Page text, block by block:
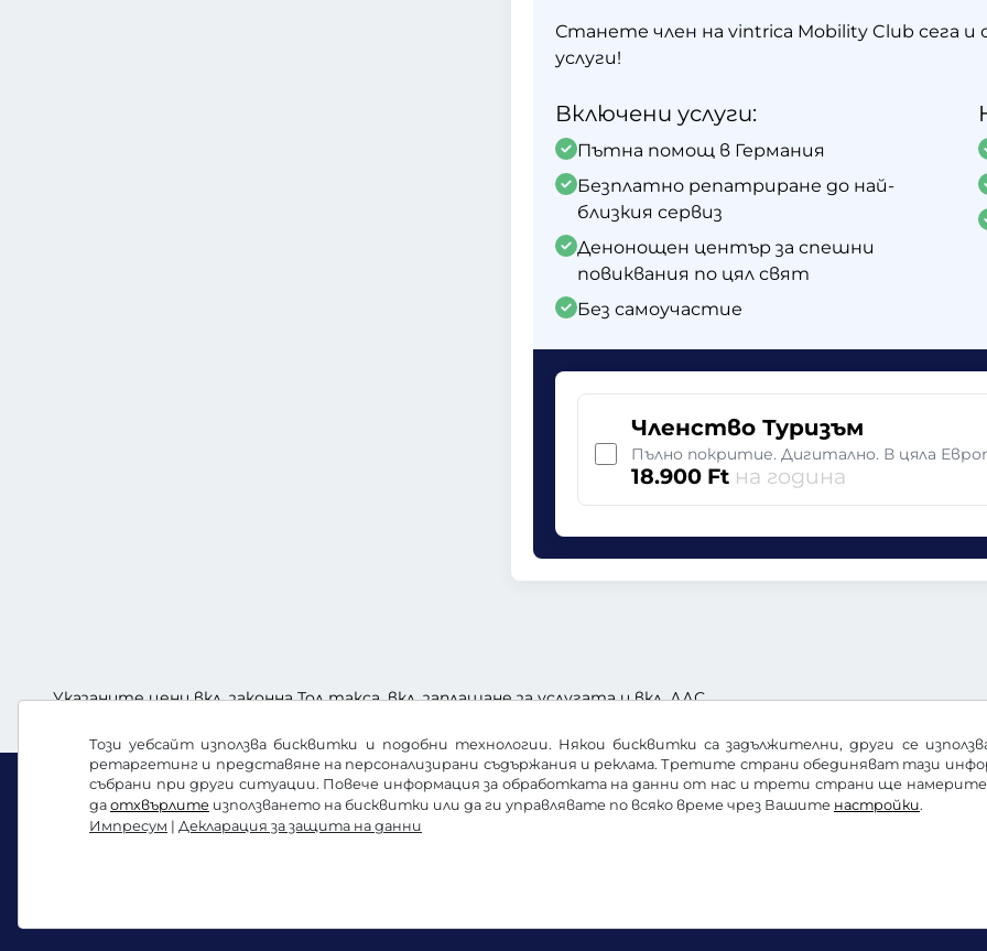
Този уебсайт използва бисквитки и подобни технологии. Някои бисквитки са задължителни, други се
ретаргетинг и представяне на персонализирани съдържания и реклама. Третите страни обединяват тази
събрани при други ситуации. Повече информация за обработката на данни от нас и трети страни ще
да отхвърлите използването на бисквитки или да ги управлявате по всяко време чрез Вашите настройки.
Импресум | Декларация за защита на данни
Станете член на vintrica Mobility Club сега
услуги!
Включени услуги:
Пътна помощ в Германия
Безплатно репатриране до най-
близкия сервиз
Денонощен център за спешни
повиквания по цял свят
Без самоучастие
Членство Туризъм
Пълно покритие. Дигитално. В цяла
18.900 Ft на година
Указаните цени вкл. законна Тол такса, вкл. заплащане за услугата и вкл. ДДС